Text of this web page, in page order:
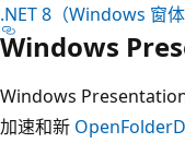
.NET 8（Windows 窗
Windows
Windows
加速和新